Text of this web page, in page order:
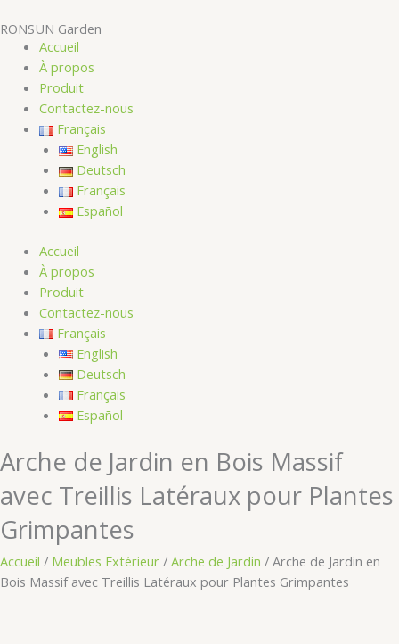
au
contenu
RONSUN Garden
Accueil
À propos
Produit
Contactez-nous
Français
English
Deutsch
Français
Español
Accueil
À propos
Produit
Contactez-nous
Français
English
Deutsch
Français
Español
Arche de Jardin en Bois Massif
avec Treillis Latéraux pour Plantes
Grimpantes
Accueil / Meubles Extérieur / Arche de Jardin / Arche de Jardin en
Bois Massif avec Treillis Latéraux pour Plantes Grimpantes